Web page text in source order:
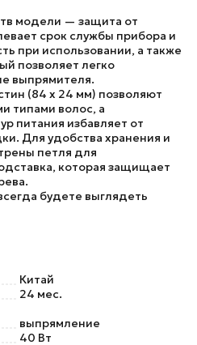
модели — защита от
срок службы прибора и
при использовании, а также
позволяет легко
выпрямителя.
(84 х 24 мм) позволяют
типами волос, а
питания избавляет от
Для удобства хранения и
петля для
которая защищает
будете выглядеть
Китай
24 мес.
выпрямление
40 Вт